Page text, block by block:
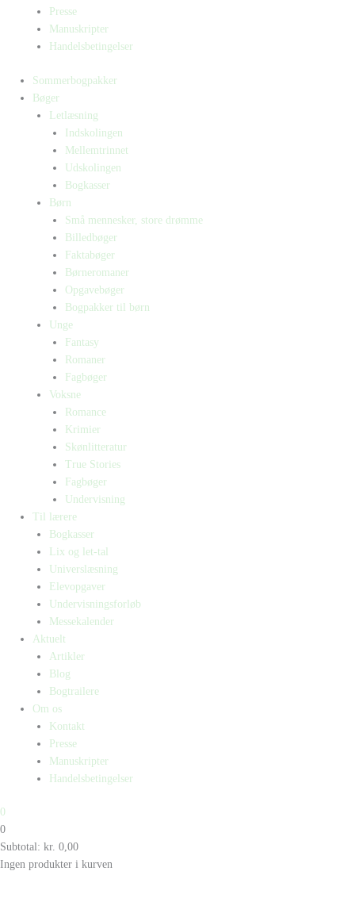
Presse
Manuskripter
Handelsbetingelser
Sommerbogpakker
Bøger
Letlæsning
Indskolingen
Mellemtrinnet
Udskolingen
Bogkasser
Børn
Små mennesker, store drømme
Billedbøger
Faktabøger
Børneromaner
Opgavebøger
Bogpakker til børn
Unge
Fantasy
Romaner
Fagbøger
Voksne
Romance
Krimier
Skønlitteratur
True Stories
Fagbøger
Undervisning
Til lærere
Bogkasser
Lix og let-tal
Universlæsning
Elevopgaver
Undervisningsforløb
Messekalender
Aktuelt
Artikler
Blog
Bogtrailere
Om os
Kontakt
Presse
Manuskripter
Handelsbetingelser
0
0
Subtotal: kr. 0,00
Ingen produkter i kurven